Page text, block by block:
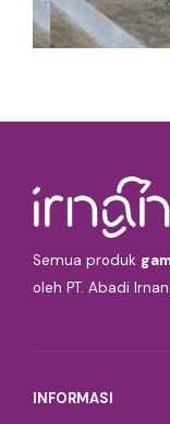
Semua produk
oleh PT. Abadi
INFORMASI